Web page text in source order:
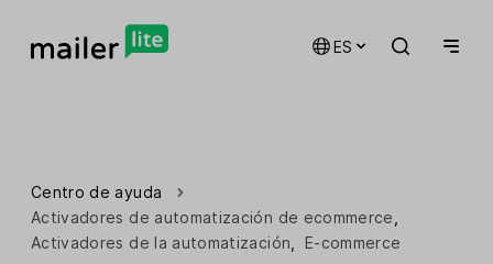
ES
Centro de ayuda
Activadores de automatización de ecommerce
Activadores de la automatización
E-commerce